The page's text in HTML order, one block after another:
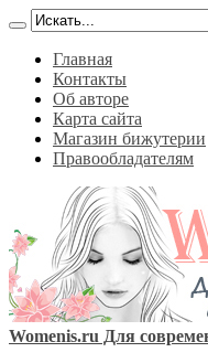
Главная
Контакты
Об авторе
Карта сайта
Магазин бижутерии
Правообладателям
Womenis.ru Для